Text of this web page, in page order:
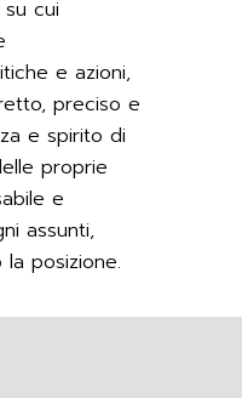
cui
e azioni,
preciso e
e spirito di
proprie
e
assunti,
posizione.